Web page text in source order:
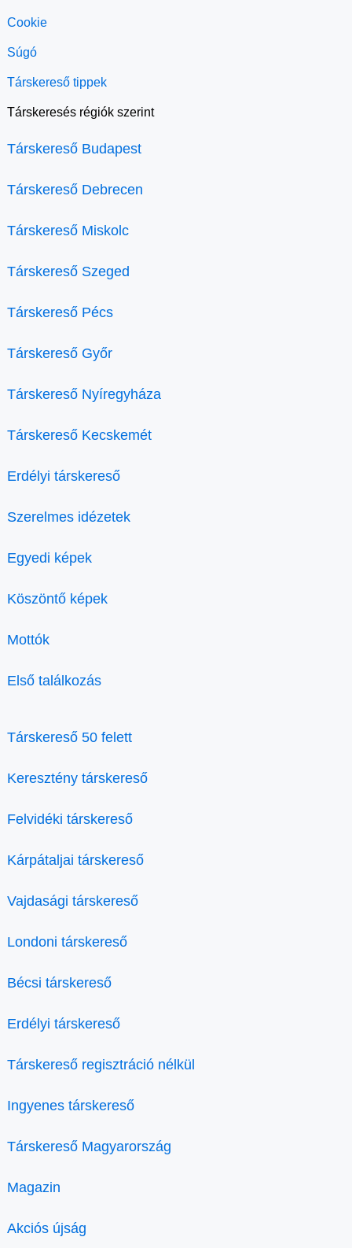
Cookie
Súgó
Társkereső tippek
Társkeresés régiók szerint
Társkereső Budapest
Társkereső Debrecen
Társkereső Miskolc
Társkereső Szeged
Társkereső Pécs
Társkereső Győr
Társkereső Nyíregyháza
Társkereső Kecskemét
Erdélyi társkereső
Szerelmes idézetek
Egyedi képek
Köszöntő képek
Mottók
Első találkozás
Társkereső 50 felett
Keresztény társkereső
Felvidéki társkereső
Kárpátaljai társkereső
Vajdasági társkereső
Londoni társkereső
Bécsi társkereső
Erdélyi társkereső
Társkereső regisztráció nélkül
Ingyenes társkereső
Társkereső Magyarország
Magazin
Akciós újság